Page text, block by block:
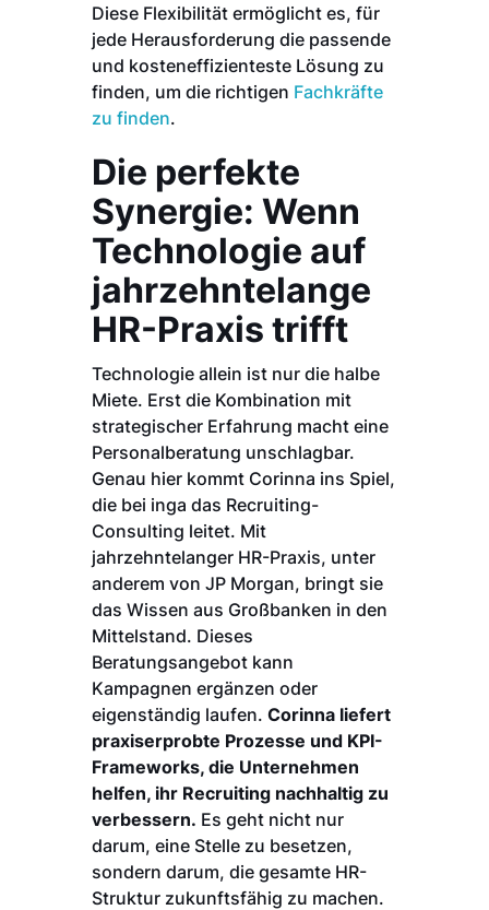
Diese Flexibilität ermöglicht es, für
jede Herausforderung die passende
und kosteneffizienteste Lösung zu
finden, um die richtigen Fachkräfte
zu finden.
Die perfekte
Synergie: Wenn
Technologie auf
jahrzehntelange
HR-Praxis trifft
Technologie allein ist nur die halbe
Miete. Erst die Kombination mit
strategischer Erfahrung macht eine
Personalberatung unschlagbar.
Genau hier kommt Corinna ins Spiel,
die bei inga das Recruiting-
Consulting leitet. Mit
jahrzehntelanger HR-Praxis, unter
anderem von JP Morgan, bringt sie
das Wissen aus Großbanken in den
Mittelstand. Dieses
Beratungsangebot kann
Kampagnen ergänzen oder
eigenständig laufen. Corinna liefert
praxiserprobte Prozesse und KPI-
Frameworks, die Unternehmen
helfen, ihr Recruiting nachhaltig zu
verbessern. Es geht nicht nur
darum, eine Stelle zu besetzen,
sondern darum, die gesamte HR-
Struktur zukunftsfähig zu machen.